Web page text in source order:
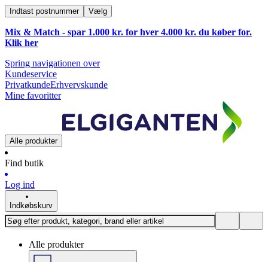
Indtast postnummer Vælg
Mix & Match - spar 1.000 kr. for hver 4.000 kr. du køber for.
Klik her
Spring navigationen over
Kundeservice
PrivatkundeErhvervskunde
Mine favoritter
Alle produkter
Find butik
Log ind
Indkøbskurv
Alle produkter